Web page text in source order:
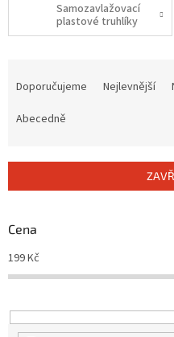
Samozavlažovací
plastové truhlíky
r
d
k
t
Doporučujeme Nejlevnější
Abecedně
Cena
199Kč